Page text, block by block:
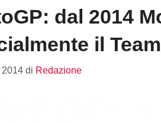
dal 2014
il
2014 di Redazione